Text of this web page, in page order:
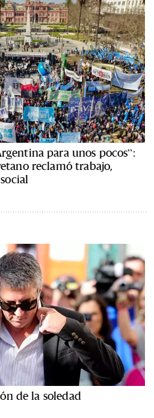
para unos pocos”:
reclamó trabajo,
de la soledad